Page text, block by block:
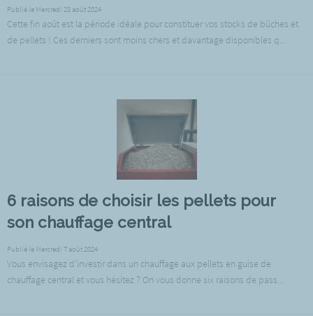
Publié le Mercredi 28 août 2024
Cette fin août est la période idéale pour constituer vos stocks de bûches et
de pellets ! Ces derniers sont moins chers et davantage disponibles q...
6 raisons de choisir les pellets pour
son chauffage central
Publié le Mercredi 7 août 2024
Vous envisagez d’investir dans un chauffage aux pellets en guise de
chauffage central et vous hésitez ? On vous donne six raisons de pass...